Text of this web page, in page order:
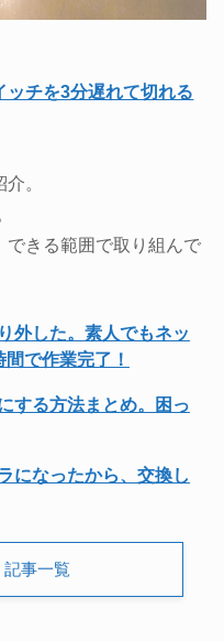
チを3分遅れて切れる
。
できる範囲で取り組んで
外した。素人でもネッ
で作業完了！
する方法まとめ。困っ
になったから、交換し
記事一覧